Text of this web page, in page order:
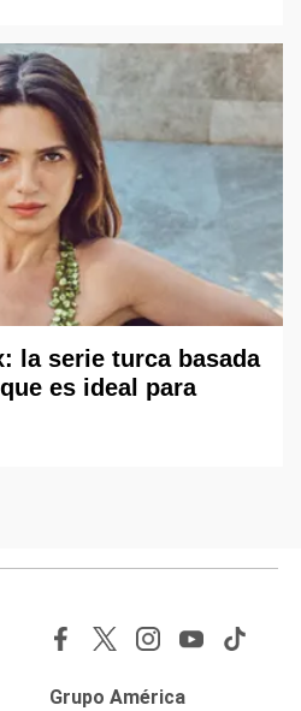
la serie turca basada
es ideal para
Grupo América